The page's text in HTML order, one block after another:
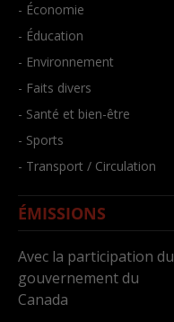
- Économie
- Éducation
- Environnement
- Faits divers
- Santé et bien-être
- Sports
- Transport / Circulation
ÉMISSIONS
Avec la participation du
gouvernement du
Canada